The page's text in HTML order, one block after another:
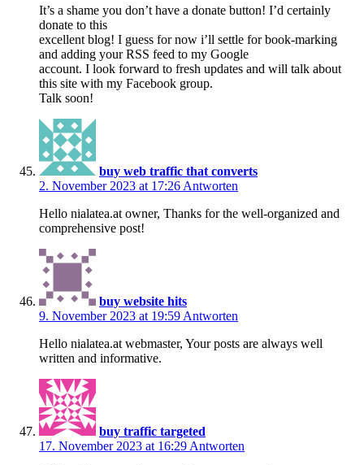
It’s a shame you don’t have a donate button! I’d certainly
donate to this
excellent blog! I guess for now i’ll settle for book-marking
and adding your RSS feed to my Google
account. I look forward to fresh updates and will talk about
this site with my Facebook group.
Talk soon!
buy web traffic that converts
2. November 2023 at 17:26 Antworten
Hello nialatea.at owner, Thanks for the well-organized and
comprehensive post!
buy website hits
9. November 2023 at 19:59 Antworten
Hello nialatea.at webmaster, Your posts are always well
written and informative.
buy traffic targeted
17. November 2023 at 16:29 Antworten